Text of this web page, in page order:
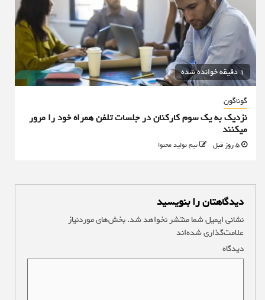
1 دقیقه خوانده شده
گوناگون
نزدیک به یک سوم کارکنان در جلسات تلفن همراه خود را مرور
میکنند
تیم تولید محتوا
دیدگاهتان را بنویسید
نشانی ایمیل شما منتشر نخواهد شد.بخش‌های موردنیاز
علامت‌گذاری شده‌اند
دیدگاه